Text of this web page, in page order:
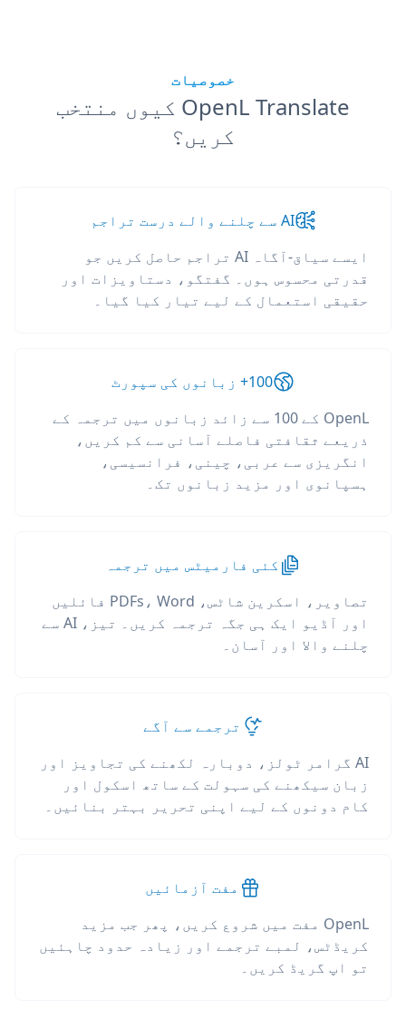
خصوصیات
OpenL Translate کیوں منتخب
کریں؟
AI سے چلنے والے درست تراجم
ایسے سیاق-آگاہ AI تراجم حاصل کریں جو
قدرتی محسوس ہوں۔ گفتگو، دستاویزات اور
حقیقی استعمال کے لیے تیار کیا گیا۔
100+ زبانوں کی سپورٹ
OpenL کے 100 سے زائد زبانوں میں ترجمہ کے
ذریعے ثقافتی فاصلے آسانی سے کم کریں،
انگریزی سے عربی، چینی، فرانسیسی،
ہسپانوی اور مزید زبانوں تک۔
کئی فارمیٹس میں ترجمہ
تصاویر، اسکرین شاٹس، PDFs، Word فائلیں
اور آڈیو ایک ہی جگہ ترجمہ کریں۔ تیز، AI سے
چلنے والا اور آسان۔
ترجمے سے آگے
AI گرامر ٹولز، دوبارہ لکھنے کی تجاویز اور
زبان سیکھنے کی سہولت کے ساتھ اسکول اور
کام دونوں کے لیے اپنی تحریر بہتر بنائیں۔
مفت آزمائیں
OpenL مفت میں شروع کریں، پھر جب مزید
کریڈٹس، لمبے ترجمے اور زیادہ حدود چاہئیں
تو اپ گریڈ کریں۔